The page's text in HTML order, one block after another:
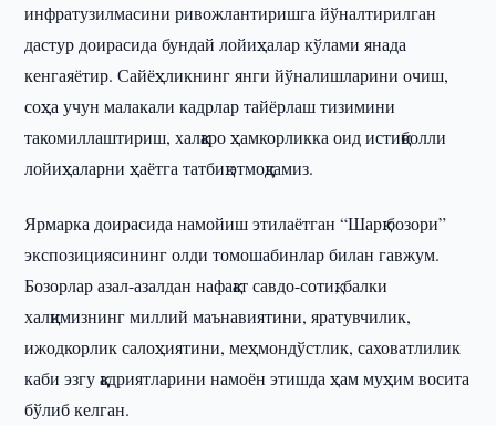
инфратузилмасини ривожлантиришга йўналтирилган
дастур доирасида бундай лойиҳалар кўлами янада
кенгаяётир. Сайёҳликнинг янги йўналишларини очиш,
соҳа учун малакали кадрлар тайёрлаш тизимини
такомиллаштириш, халқаро ҳамкорликка оид истиқболли
лойиҳаларни ҳаётга татбиқ этмоқдамиз.
Ярмарка доирасида намойиш этилаётган “Шарқ бозори”
экспозициясининг олди томошабинлар билан гавжум.
Бозорлар азал-азалдан нафақат савдо-сотиқ, балки
халқимизнинг миллий маънавиятини, яратувчилик,
ижодкорлик салоҳиятини, меҳмондўстлик, саховатлилик
каби эзгу қадриятларини намоён этишда ҳам муҳим восита
бўлиб келган.